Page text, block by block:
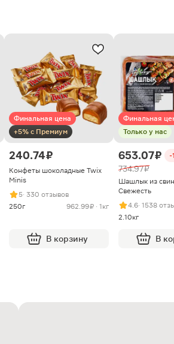
Финальная цена
+5% с Премиум
240.74 ₽
Конфеты шоколадные Twix
Minis
5· 330 отзывов
250г
962.99 ₽ · 1кг
В корзину
Финальная
Только у нас
653.07 ₽ -
734.97 ₽
Шашлык из
Свежесть
4.6· 1538
2.10кг
В